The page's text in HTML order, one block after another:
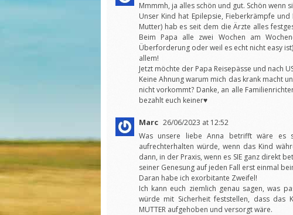
Mmmmh, ja alles schön und gut. Schön wenn
Unser Kind hat Epilepsie, Fieberkrämpfe
Mutter) hab es seit dem die Ärzte alles
Beim Papa alle zwei Wochen am
Überforderung oder weil es echt nicht easy
allem!
Jetzt möchte der Papa Reisepässe und nach
Keine Ahnung warum mich das krank macht
nicht vorkommt? Danke, an alle
bezahlt euch keiner♥️
Marc 26/06/2023 at 12:52
Was unsere liebe Anna betrifft wäre es
aufrechterhalten würde, wenn das Kind
dann, in der Praxis, wenn es SIE ganz direkt
seiner Genesung auf jeden Fall erst einmal
Daran habe ich exorbitante Zweifel!
Ich kann euch ziemlich genau sagen, was
würde mit Sicherheit feststellen, dass das
MUTTER aufgehoben und versorgt wäre.